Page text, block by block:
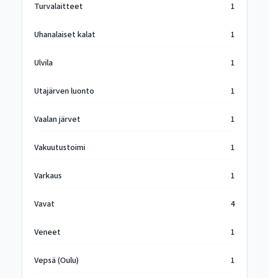
Turvalaitteet 1
Uhanalaiset kalat 1
Ulvila 1
Utajärven luonto 1
Vaalan järvet 1
Vakuutustoimi 1
Varkaus 1
Vavat 4
Veneet 1
Vepsä (Oulu) 1